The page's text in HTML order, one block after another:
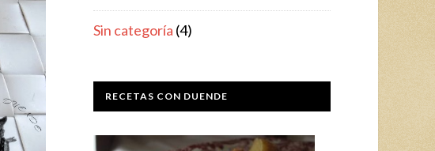
Sin categoría (4)
RECETAS CON DUENDE